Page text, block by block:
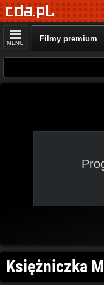
MENU Filmy premium
Księżniczka